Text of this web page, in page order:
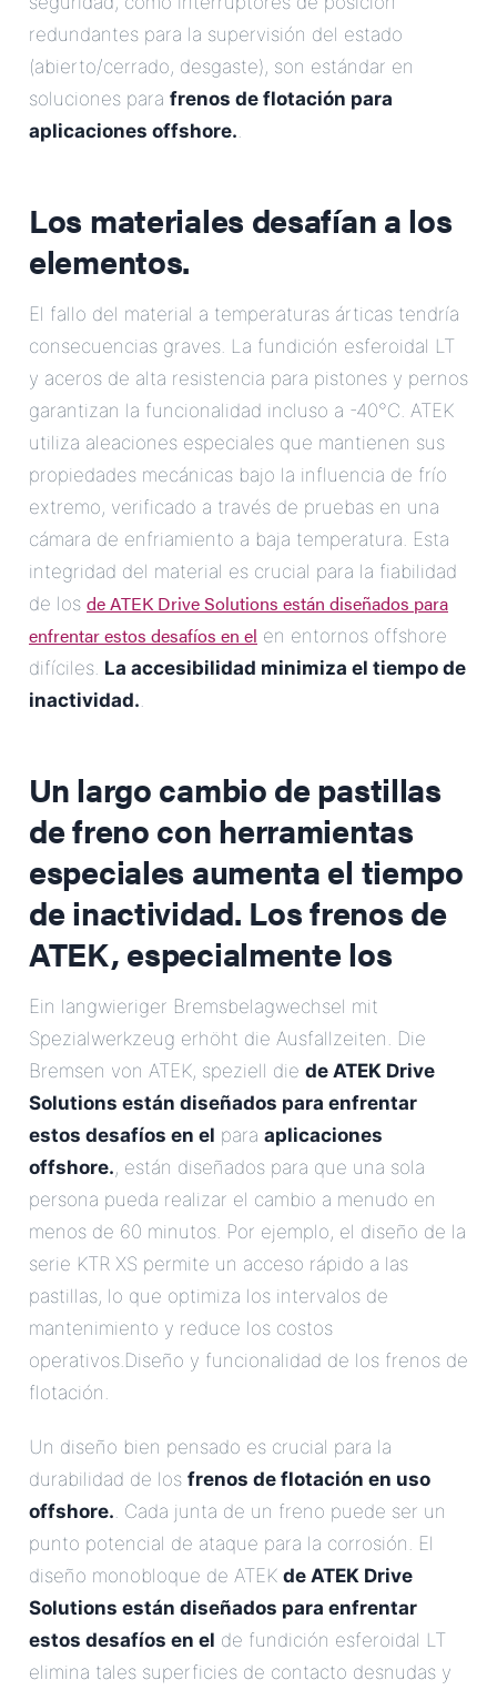
redundantes para la supervisión del estado
(abierto/cerrado, desgaste), son estándar en
soluciones para frenos de flotación para
aplicaciones offshore..
Los materiales desafían a los
elementos.
El fallo del material a temperaturas árticas tendría
consecuencias graves. La fundición esferoidal LT
y aceros de alta resistencia para pistones y pernos
garantizan la funcionalidad incluso a -40°C. ATEK
utiliza aleaciones especiales que mantienen sus
propiedades mecánicas bajo la influencia de frío
extremo, verificado a través de pruebas en una
cámara de enfriamiento a baja temperatura. Esta
integridad del material es crucial para la fiabilidad
de los de ATEK Drive Solutions están diseñados para
enfrentar estos desafíos en el en entornos offshore
difíciles. La accesibilidad minimiza el tiempo de
inactividad..
Un largo cambio de pastillas
de freno con herramientas
especiales aumenta el tiempo
de inactividad. Los frenos de
ATEK, especialmente los
Ein langwieriger Bremsbelagwechsel mit
Spezialwerkzeug erhöht die Ausfallzeiten. Die
Bremsen von ATEK, speziell die de ATEK Drive
Solutions están diseñados para enfrentar
estos desafíos en el para aplicaciones
offshore., están diseñados para que una sola
persona pueda realizar el cambio a menudo en
menos de 60 minutos. Por ejemplo, el diseño de la
serie KTR XS permite un acceso rápido a las
pastillas, lo que optimiza los intervalos de
mantenimiento y reduce los costos
operativos.Diseño y funcionalidad de los frenos de
flotación.
Un diseño bien pensado es crucial para la
durabilidad de los frenos de flotación en uso
offshore.. Cada junta de un freno puede ser un
punto potencial de ataque para la corrosión. El
diseño monobloque de ATEK de ATEK Drive
Solutions están diseñados para enfrentar
estos desafíos en el de fundición esferoidal LT
elimina tales superficies de contacto desnudas y